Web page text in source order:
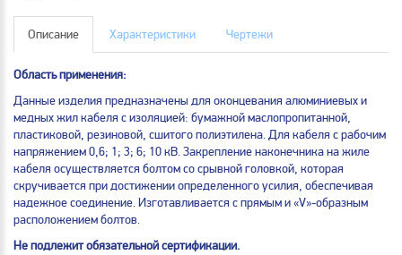
Описание Характеристики Чертежи
Область применения:
Данные изделия предназначены для оконцевания алюминиевых и
медных жил кабеля с изоляцией: бумажной маслопропитанной,
пластиковой, резиновой, сшитого полиэтилена. Для кабеля с рабочим
напряжением 0,6; 1; 3; 6; 10 кВ. Закрепление наконечника на жиле
кабеля осуществляется болтом со срывной головкой, которая
скручивается при достижении определенного усилия, обеспечивая
надежное соединение. Изготавливается с прямым и «V»-образным
расположением болтов.
Не подлежит обязательной сертификации.